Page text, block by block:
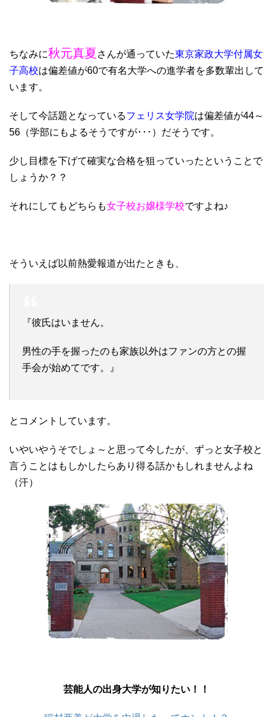
ちなみに秋元真夏さんが通っていた東京家政大学付属女
子高校は偏差値が60で有名大学への進学者を多数輩出して
います。
そして今話題となっているフェリス女学院は偏差値が44～
56（学部にもよるそうですが･･･）だそうです。
少し目標を下げて確実な合格を狙っていったということで
しょうか？？
それにしてもどちらも女子校お嬢様学校ですよね♪
そういえば以前熱愛報道が出たときも、
『彼氏はいません。
男性の手を握ったのも家族以外はファンの方との握
手会が始めてです。』
とコメントしています。
いやいやうそでしょ～と思って今したが、ずっと女子校と
言うことはもしかしたらあり得る話かもしれませんよね
（汗）
芸能人の出身大学が知りたい！！